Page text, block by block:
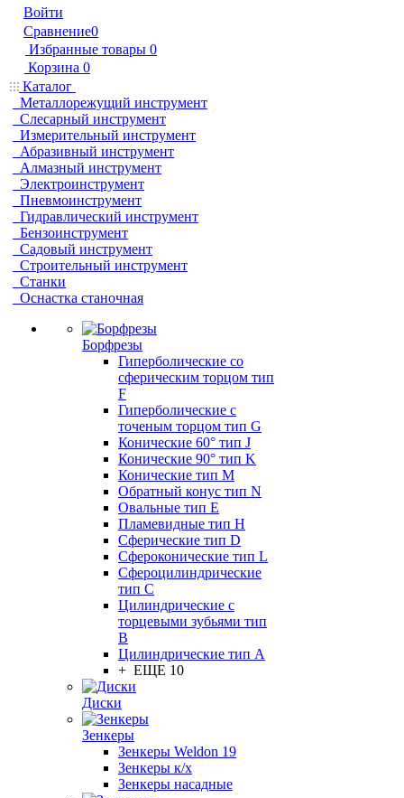
Войти
Сравнение0
Избранные товары 0
Корзина 0
Каталог
Металлорежущий инструмент
Слесарный инструмент
Измерительный инструмент
Абразивный инструмент
Алмазный инструмент
Электроинструмент
Пневмоинструмент
Гидравлический инструмент
Бензоинструмент
Садовый инструмент
Строительный инструмент
Станки
Оснастка станочная
Борфрезы
Гиперболические cо
сферическим торцом тип
F
Гиперболические с
точеным торцом тип G
Конические 60° тип J
Конические 90° тип K
Конические тип M
Обратный конус тип N
Овальные тип E
Пламевидные тип H
Сферические тип D
Сфероконические тип L
Сфероцилиндрические
тип C
Цилиндрические с
торцевыми зубьями тип
B
Цилиндрические тип А
+ ЕЩЕ 10
Диски
Зенкеры
Зенкеры Weldon 19
Зенкеры к/х
Зенкеры насадные